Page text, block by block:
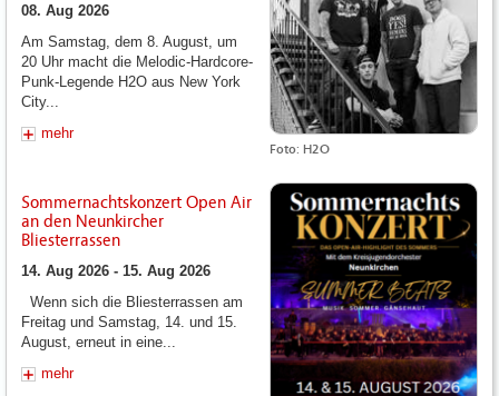
Foto: H2O
08. Aug 2026
Am Samstag, dem 8. August, um
20 Uhr macht die Melodic-Hardcore-
Punk-Legende H2O aus New York
City...
mehr
Sommernachtskonzert Open Air
an den Neunkircher
Bliesterrassen
14. Aug 2026 - 15. Aug 2026
Wenn sich die Bliesterrassen am
Freitag und Samstag, 14. und 15.
August, erneut in eine...
mehr